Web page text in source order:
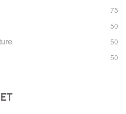
75
50
50
50